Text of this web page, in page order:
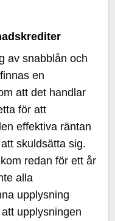
av snabblån och
en
att det handlar
för att
effektiva räntan
skuldsätta sig.
redan för ett år
alla
upplysning
upplysningen